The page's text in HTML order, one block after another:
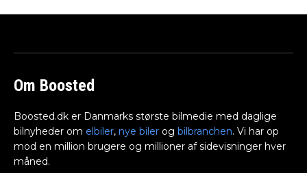
Om Boosted
Boosted.dk er Danmarks største bilmedie med daglige
bilnyheder om elbiler, nye biler og bilbranchen. Vi har op
mod en million brugere og millioner af sidevisninger hver
måned.